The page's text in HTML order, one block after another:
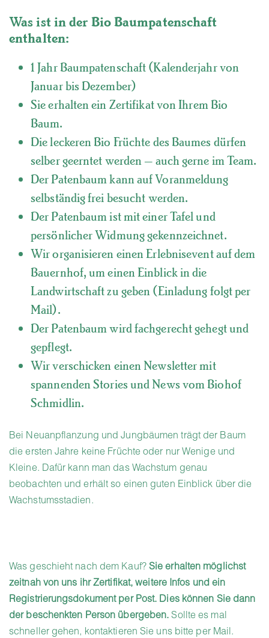
Was ist in der Bio Baumpatenschaft
enthalten:
1 Jahr Baumpatenschaft (Kalenderjahr von
Januar bis Dezember)
Sie erhalten ein Zertifikat von Ihrem Bio
Baum.
Die leckeren Bio Früchte des Baumes dürfen
selber geerntet werden – auch gerne im Team.
Der Patenbaum kann auf Voranmeldung
selbständig frei besucht werden.
Der Patenbaum ist mit einer Tafel und
persönlicher Widmung gekennzeichnet.
Wir organisieren einen Erlebnisevent auf dem
Bauernhof, um einen Einblick in die
Landwirtschaft zu geben (Einladung folgt per
Mail).
Der Patenbaum wird fachgerecht gehegt und
gepflegt.
Wir verschicken einen Newsletter mit
spannenden Stories und News vom Biohof
Schmidlin.
Bei Neuanpflanzung und Jungbäumen trägt der Baum
die ersten Jahre keine Früchte oder nur Wenige und
Kleine. Dafür kann man das Wachstum genau
beobachten und erhält so einen guten Einblick über die
Wachstumsstadien.
Was geschieht nach dem Kauf? Sie erhalten möglichst
zeitnah von uns ihr Zertifikat, weitere Infos und ein
Registrierungsdokument per Post. Dies können Sie dann
der beschenkten Person übergeben.Sollte es mal
schneller gehen, kontaktieren Sie uns bitte per Mail.